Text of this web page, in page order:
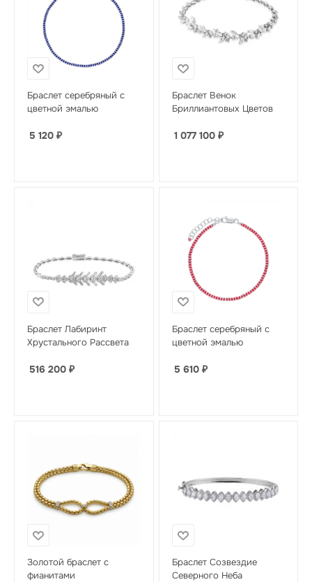
Браслет серебряный с
цветной эмалью
5 120 ₽
Браслет Венок
Бриллиантовых Цветов
1 077 100₽
Браслет Лабиринт
Хрустального Рассвета
516 200 ₽
Браслет серебряный с
цветной эмалью
5 610₽
Золотой браслет с
фианитами
Браслет Созвездие
Северного Неба